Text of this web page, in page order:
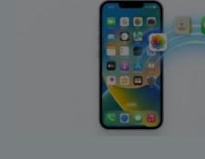
닥터폰 하이라이트 살펴보기
사용 방법은 무엇입니까?
고객 지원 센터
다운로드 센터
🔓️온라인 잠금 해제
iOS26 다운그레이드